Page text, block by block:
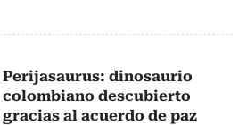
Perijasaurus: dinosaurio
colombiano descubierto
gracias al acuerdo de paz